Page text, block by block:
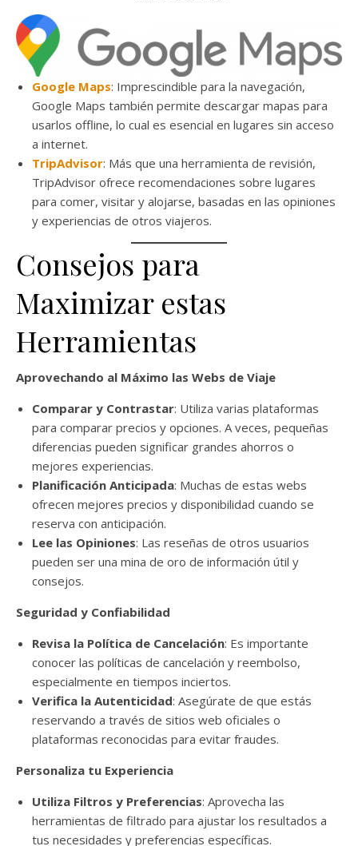
Google Maps: Imprescindible para la navegación,
Google Maps también permite descargar mapas para
usarlos offline, lo cual es esencial en lugares sin acceso
a internet.
TripAdvisor: Más que una herramienta de revisión,
TripAdvisor ofrece recomendaciones sobre lugares
para comer, visitar y alojarse, basadas en las opiniones
y experiencias de otros viajeros.
Consejos para
Maximizar estas
Herramientas
Aprovechando al Máximo las Webs de Viaje
Comparar y Contrastar: Utiliza varias plataformas
para comparar precios y opciones. A veces, pequeñas
diferencias pueden significar grandes ahorros o
mejores experiencias.
Planificación Anticipada: Muchas de estas webs
ofrecen mejores precios y disponibilidad cuando se
reserva con anticipación.
Lee las Opiniones: Las reseñas de otros usuarios
pueden ser una mina de oro de información útil y
consejos.
Seguridad y Confiabilidad
Revisa la Política de Cancelación: Es importante
conocer las políticas de cancelación y reembolso,
especialmente en tiempos inciertos.
Verifica la Autenticidad: Asegúrate de que estás
reservando a través de sitios web oficiales o
plataformas reconocidas para evitar fraudes.
Personaliza tu Experiencia
Utiliza Filtros y Preferencias: Aprovecha las
herramientas de filtrado para ajustar los resultados a
tus necesidades y preferencias específicas.